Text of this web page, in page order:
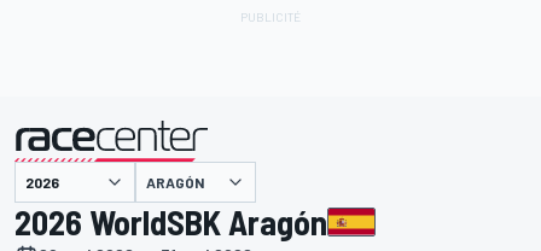
présenté par ARAGÓN
2026 WorldSBK Aragón